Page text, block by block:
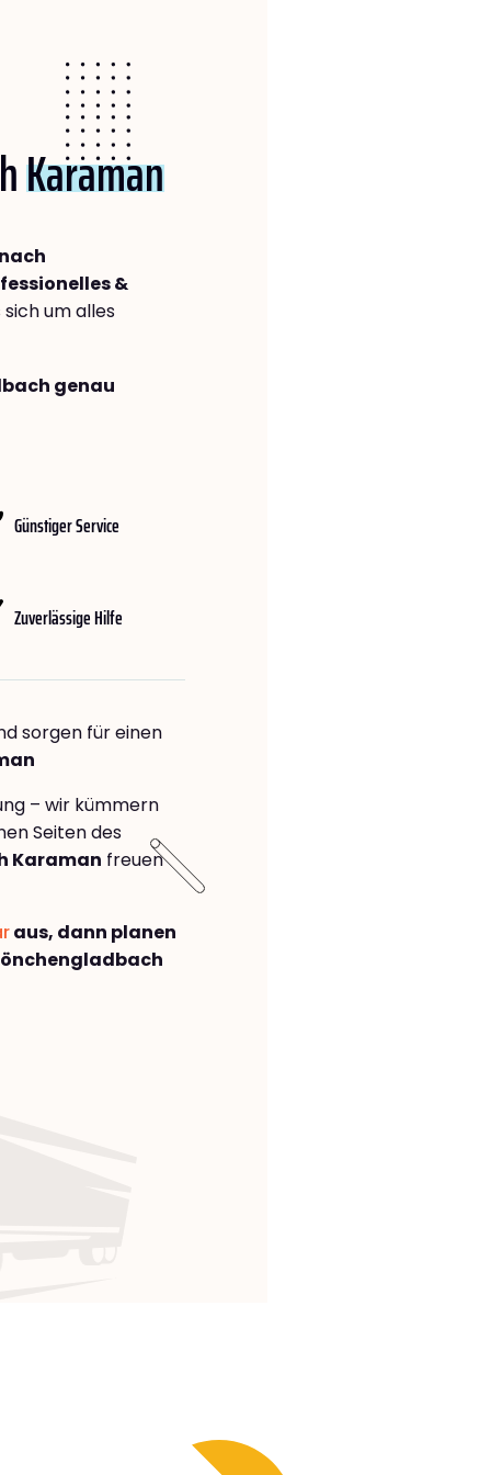
Karaman
&
sich um alles
genau
Günstiger Service
Zuverlässige Hilfe
sorgen für einen
– wir kümmern
Seiten des
Karaman freuen
aus, dann planen